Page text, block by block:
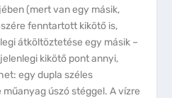
(mert van egy másik,
fenntartott kikötő is,
átköltöztetése egy másik –
kikötő pont annyi,
egy dupla széles
úszó stéggel. A vízre